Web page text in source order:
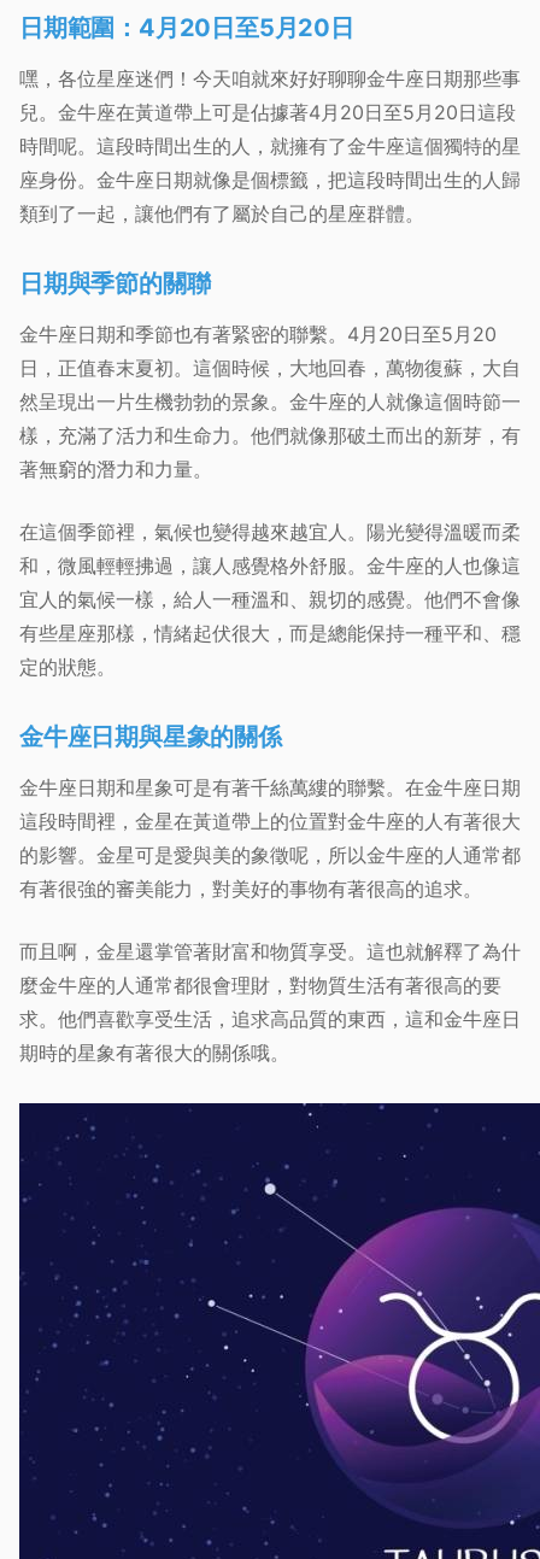
日期範圍：4月20日至5月20日
嘿，各位星座迷們！今天咱就來好好聊聊金牛座日期那些事
兒。金牛座在黃道帶上可是佔據著4月20日至5月20日這段
時間呢。這段時間出生的人，就擁有了金牛座這個獨特的星
座身份。金牛座日期就像是個標籤，把這段時間出生的人歸
類到了一起，讓他們有了屬於自己的星座群體。
日期與季節的關聯
金牛座日期和季節也有著緊密的聯繫。4月20日至5月20
日，正值春末夏初。這個時候，大地回春，萬物復蘇，大自
然呈現出一片生機勃勃的景象。金牛座的人就像這個時節一
樣，充滿了活力和生命力。他們就像那破土而出的新芽，有
著無窮的潛力和力量。
在這個季節裡，氣候也變得越來越宜人。陽光變得溫暖而柔
和，微風輕輕拂過，讓人感覺格外舒服。金牛座的人也像這
宜人的氣候一樣，給人一種溫和、親切的感覺。他們不會像
有些星座那樣，情緒起伏很大，而是總能保持一種平和、穩
定的狀態。
金牛座日期與星象的關係
金牛座日期和星象可是有著千絲萬縷的聯繫。在金牛座日期
這段時間裡，金星在黃道帶上的位置對金牛座的人有著很大
的影響。金星可是愛與美的象徵呢，所以金牛座的人通常都
有著很強的審美能力，對美好的事物有著很高的追求。
而且啊，金星還掌管著財富和物質享受。這也就解釋了為什
麼金牛座的人通常都很會理財，對物質生活有著很高的要
求。他們喜歡享受生活，追求高品質的東西，這和金牛座日
期時的星象有著很大的關係哦。